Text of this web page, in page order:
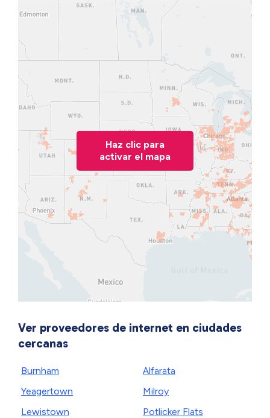
Haz clic para
activar el mapa
Ver proveedores de internet en ciudades
cercanas
Burnham
Yeagertown
Lewistown
Alfarata
Milroy
Potlicker Flats